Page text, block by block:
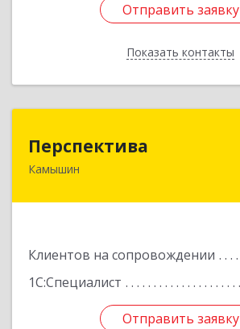
Отправить заявку
Показать контакты
Отправить заявку
Назад
Перспектива
Камышин
Клиентов на сопровождении
1С:Специалист
Отправить заявку
Отправить заявку